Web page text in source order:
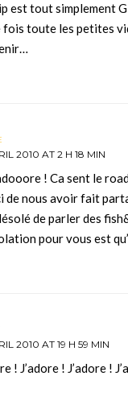
est tout simplement
fois toute les petites
2010 AT 2 H 18 MIN
! Ca sent le
de nous avoir fait
de parler des
pour vous est
2010 AT 19 H 59 MIN
! J’adore ! J’adore !